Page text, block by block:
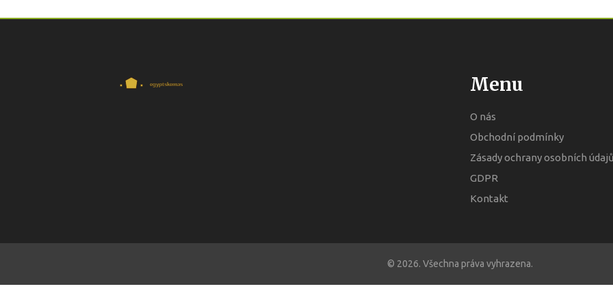
Menu
O nás
Obchodní podmínky
Zásady ochrany osobních
GDPR
Kontakt
© 2026. Všechna práva vyhrazena.